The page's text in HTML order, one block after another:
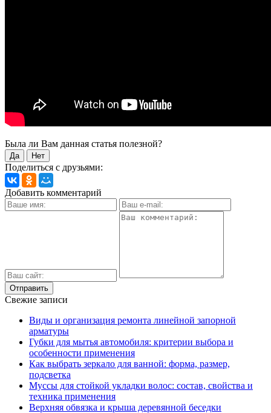
Была ли Вам данная статья полезной?
Да Нет
Поделиться с друзьями:
Добавить комментарий
Свежие записи
Виды и организация ремонта линейной запорной
арматуры
Губки для мытья автомобиля: критерии выбора и
особенности применения
Как выбрать зеркало для ванной: форма, размер,
подсветка
Муссы для стойкой укладки волос: состав, свойства и
техника применения
Верхняя обвязка и крыша деревянной беседки